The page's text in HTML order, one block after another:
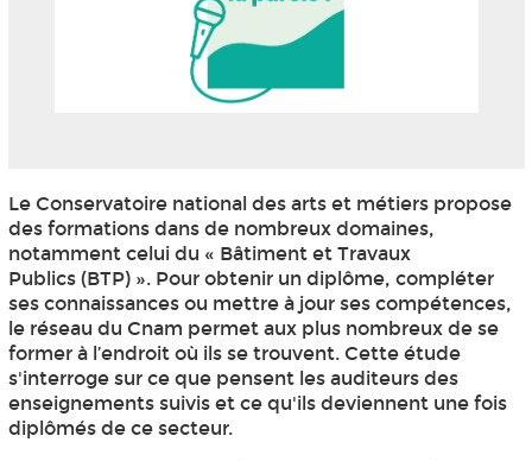
Le Conservatoire national des arts et métiers propose
des formations dans de nombreux domaines,
notamment celui du « Bâtiment et Travaux
Publics (BTP) ». Pour obtenir un diplôme, compléter
ses connaissances ou mettre à jour ses compétences,
le réseau du Cnam permet aux plus nombreux de se
former à l’endroit où ils se trouvent. Cette étude
s'interroge sur ce que pensent les auditeurs des
enseignements suivis et ce qu'ils deviennent une fois
diplômés de ce secteur.